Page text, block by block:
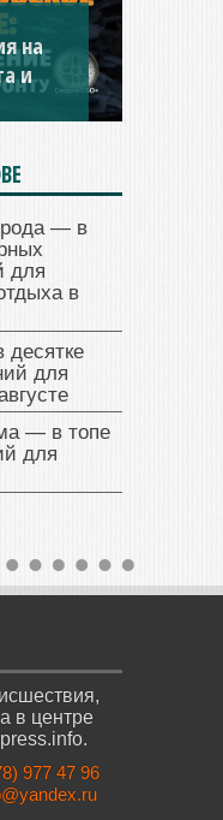
на
и
— в
для
в
для
— в топе
для
в центре
977 47 96